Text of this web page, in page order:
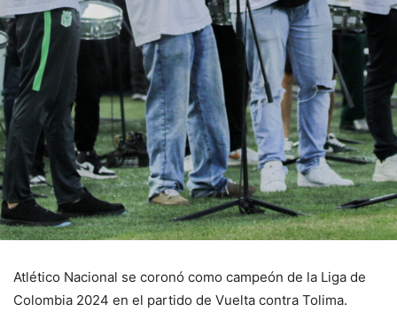
Atlético Nacional se coronó como campeón de la Liga de
Colombia 2024 en el partido de Vuelta contra Tolima.